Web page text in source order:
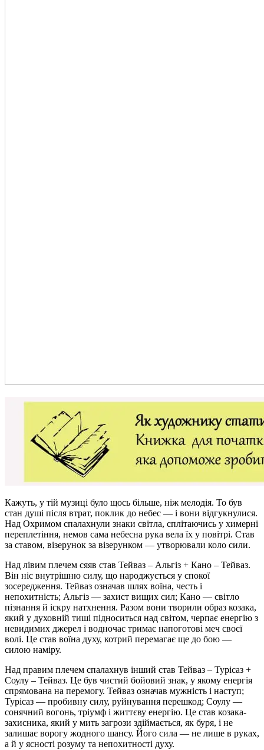
Кажуть, у тій музиці було щось більше, ніж мелодія. То був
стан душі після втрат, поклик до небес — і вони відгукнулися.
Над Охримом спалахнули знаки світла, сплітаючись у химерні
переплетіння, немов сама небесна рука вела їх у повітрі. Став
за ставом, візерунок за візерунком — утворювали коло сили.
Над лівим плечем сяяв став Тейваз – Альгіз + Кано – Тейваз.
Він ніс внутрішню силу, що народжується у спокої
зосередження. Тейваз означав шлях воїна, честь і
непохитність; Альгіз — захист вищих сил; Кано — світло
пізнання й іскру натхнення. Разом вони творили образ козака,
який у духовній тиші підноситься над світом, черпає енергію з
невидимих джерел і водночас тримає напоготові меч своєї
волі. Це став воїна духу, котрий перемагає ще до бою —
силою наміру.
Над правим плечем спалахнув інший став Тейваз – Турісаз +
Соулу – Тейваз. Це був чистий бойовий знак, у якому енергія
спрямована на перемогу. Тейваз означав мужність і наступ;
Турісаз — пробивну силу, руйнування перешкод; Соулу —
сонячний вогонь, тріумф і життєву енергію. Це став козака-
захисника, який у мить загрози здіймається, як буря, і не
залишає ворогу жодного шансу. Його сила — не лише в руках,
а й у ясності розуму та непохитності духу.